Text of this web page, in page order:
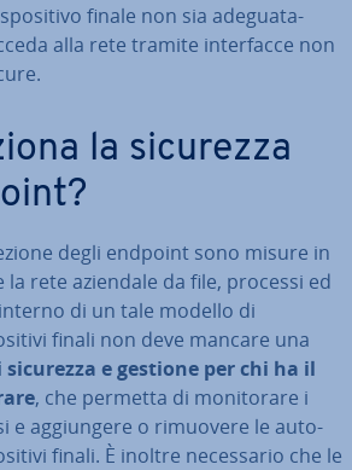
finale non sia ade­gua­ta­
alla rete tramite in­ter­fac­ce non
la sicurezza
degli endpoint sono misure in
rete aziendale da file, processi ed
di un tale modello di
finali non deve mancare una
e gestione per chi ha il
, che permetta di mo­ni­to­ra­re i
e ag­giun­ge­re o rimuovere le au­to­
finali. È inoltre ne­ces­sa­rio che le